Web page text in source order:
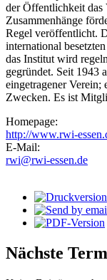
der Öffentlichkeit das
Zusammenhänge
Regel veröffentlicht.
international
das Institut wird
gegründet. Seit 1943
eingetragener Verein;
Zwecken. Es ist
Homepage:
http://www.rwi-
E-Mail:
rwi@rwi-essen.de
Nächste